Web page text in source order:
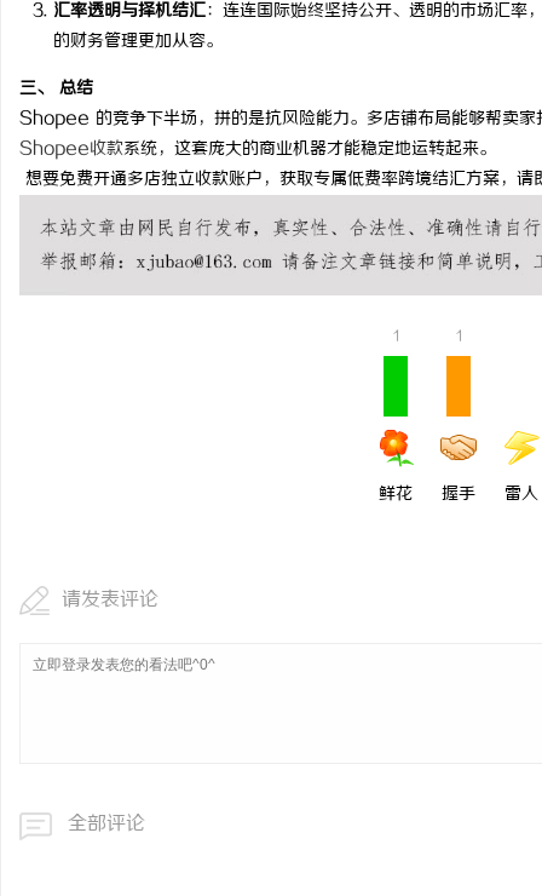
汇率透明与择机结汇：连连国际始终坚持公开、透明的市场汇率
的财务管理更加从容。
三、 总结
Shopee 的竞争下半场，拼的是抗风险能力。多店铺布局能够帮卖
Shopee收款系统，这套庞大的商业机器才能稳定地运转起来。
想要免费开通多店独立收款账户，获取专属低费率跨境结汇方案，请
1
鲜花
1
握手 雷人
请发表评论
全部评论